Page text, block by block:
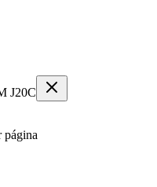
J20C
página